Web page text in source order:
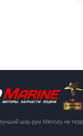
шоу-рум Mercury на